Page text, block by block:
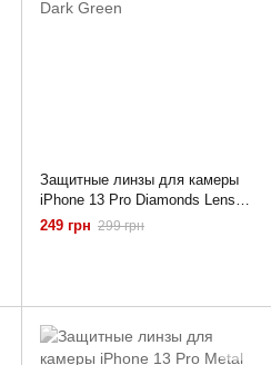
Защитные линзы для камеры
iPhone 13 Pro Diamonds Lens
блестящие Dark Green
249 грн 299 грн